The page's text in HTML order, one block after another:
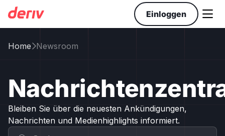
Einloggen 
HomeNewsroom
Bleiben Sie über die neuesten Ankündigungen,
Nachrichten und Medienhighlights informiert.